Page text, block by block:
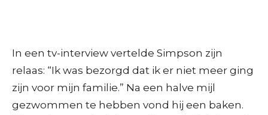
In een tv-interview vertelde Simpson zijn
relaas: “Ik was bezorgd dat ik er niet meer ging
zijn voor mijn familie.” Na een halve mijl
gezwommen te hebben vond hij een baken.